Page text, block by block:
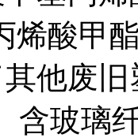
烯酸甲
他废
含玻璃